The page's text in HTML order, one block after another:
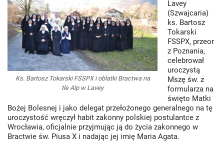
Ks. Bartosz Tokarski FSSPX i oblatki Bractwa na
tle Alp w Lavey
Lavey
(Szwajcaria)
ks. Bartosz
Tokarski
FSSPX, przeor
z Poznania,
celebrował
uroczystą
Mszę św. z
formularza na
święto Matki
Bożej Bolesnej i jako delegat przełożonego generalnego na tę
uroczystość wręczył habit zakonny polskiej postulantce z
Wrocławia, oficjalnie przyjmując ją do życia zakonnego w
Bractwie św. Piusa X i nadając jej imię Maria Agata.